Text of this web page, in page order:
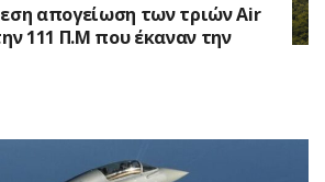
απογείωση των τριών Air
111 Π.M που έκαναν την